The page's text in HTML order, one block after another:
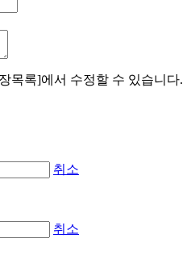
목록]에서 수정할 수 있습니다.
취소
취소